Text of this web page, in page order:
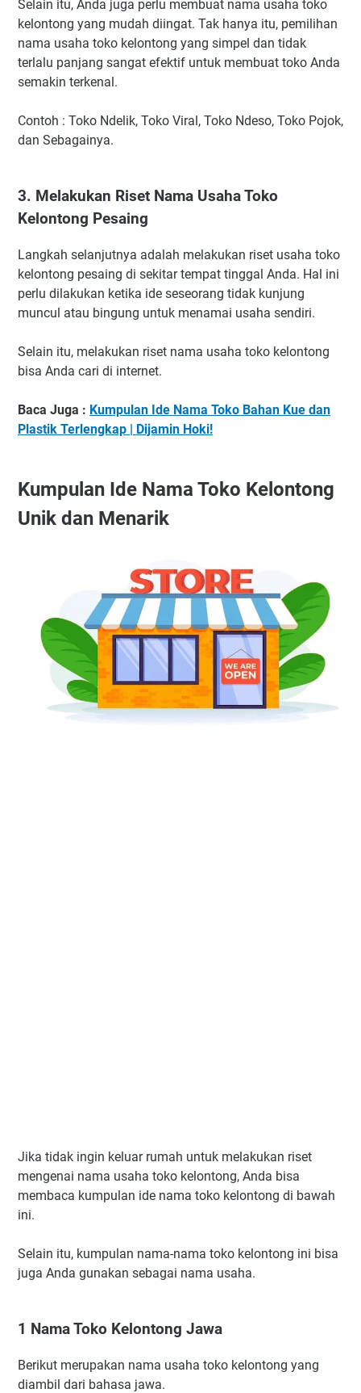
Selain itu, Anda juga perlu membuat nama usaha toko
kelontong yang mudah diingat. Tak hanya itu, pemilihan
nama usaha toko kelontong yang simpel dan tidak
terlalu panjang sangat efektif untuk membuat toko Anda
semakin terkenal.
Contoh : Toko Ndelik, Toko Viral, Toko Ndeso, Toko Pojok,
dan Sebagainya.
3. Melakukan Riset Nama Usaha Toko
Kelontong Pesaing
Langkah selanjutnya adalah melakukan riset usaha toko
kelontong pesaing di sekitar tempat tinggal Anda. Hal ini
perlu dilakukan ketika ide seseorang tidak kunjung
muncul atau bingung untuk menamai usaha sendiri.
Selain itu, melakukan riset nama usaha toko kelontong
bisa Anda cari di internet.
Baca Juga : Kumpulan Ide Nama Toko Bahan Kue dan
Plastik Terlengkap | Dijamin Hoki!
Kumpulan Ide Nama Toko Kelontong
Unik dan Menarik
Jika tidak ingin keluar rumah untuk melakukan riset
mengenai nama usaha toko kelontong, Anda bisa
membaca kumpulan ide nama toko kelontong di bawah
ini.
Selain itu, kumpulan nama-nama toko kelontong ini bisa
juga Anda gunakan sebagai nama usaha.
1 Nama Toko Kelontong Jawa
Berikut merupakan nama usaha toko kelontong yang
diambil dari bahasa jawa.